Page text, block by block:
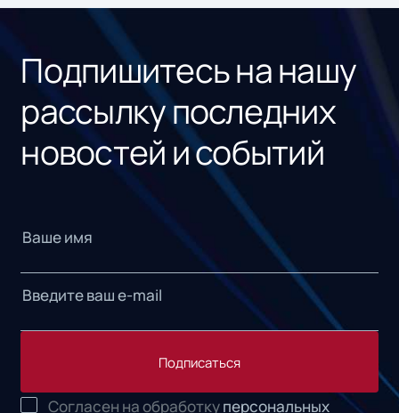
Подпишитесь на нашу
рассылку последних
новостей и событий
Подписаться
Согласен на обработкуперсональных